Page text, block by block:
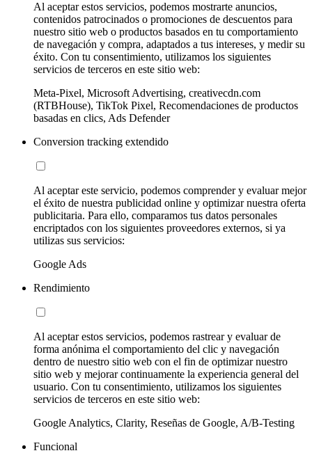
Al aceptar estos servicios, podemos mostrarte anuncios,
contenidos patrocinados o promociones de descuentos para
nuestro sitio web o productos basados en tu comportamiento
de navegación y compra, adaptados a tus intereses, y medir su
éxito. Con tu consentimiento, utilizamos los siguientes
servicios de terceros en este sitio web:
Meta-Pixel, Microsoft Advertising, creativecdn.com
(RTBHouse), TikTok Pixel, Recomendaciones de productos
basadas en clics, Ads Defender
Conversion tracking extendido
Al aceptar este servicio, podemos comprender y evaluar mejor
el éxito de nuestra publicidad online y optimizar nuestra oferta
publicitaria. Para ello, comparamos tus datos personales
encriptados con los siguientes proveedores externos, si ya
utilizas sus servicios:
Google Ads
Rendimiento
Al aceptar estos servicios, podemos rastrear y evaluar de
forma anónima el comportamiento del clic y navegación
dentro de nuestro sitio web con el fin de optimizar nuestro
sitio web y mejorar continuamente la experiencia general del
usuario. Con tu consentimiento, utilizamos los siguientes
servicios de terceros en este sitio web:
Google Analytics, Clarity, Reseñas de Google, A/B-Testing
Funcional